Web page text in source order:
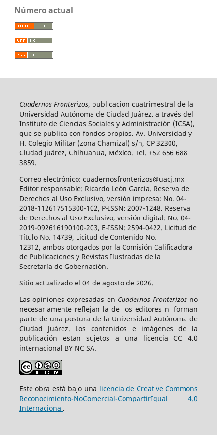
Número actual
Cuadernos Fronterizos, publicación cuatrimestral de la
Universidad Autónoma de Ciudad Juárez, a través del
Instituto de Ciencias Sociales y Administración (ICSA),
que se publica con fondos propios. Av. Universidad y
H. Colegio Militar (zona Chamizal) s/n, CP 32300,
Ciudad Juárez, Chihuahua, México. Tel. +52 656 688
3859.
Correo electrónico: cuadernosfronterizos@uacj.mx
Editor responsable: Ricardo León García. Reserva de
Derechos al Uso Exclusivo, versión impresa: No. 04-
2018-112617515300-102, P-ISSN: 2007-1248. Reserva
de Derechos al Uso Exclusivo, versión digital: No. 04-
2019-092616190100-203, E-ISSN: 2594-0422. Licitud de
Título No. 14739, Licitud de Contenido No.
12312, ambos otorgados por la Comisión Calificadora
de Publicaciones y Revistas Ilustradas de la
Secretaría de Gobernación.
Sitio actualizado el 04 de agosto de 2026.
Las opiniones expresadas en Cuadernos Fronterizosno
necesariamente reflejan la de los editores ni forman
parte de una postura de la Universidad Autónoma de
Ciudad Juárez. Los contenidos e imágenes de la
publicación estan sujetos a una licencia CC 4.0
internacional BY NC SA.
Este obra está bajo una licencia de Creative Commons
Reconocimiento-NoComercial-CompartirIgual 4.0
Internacional.